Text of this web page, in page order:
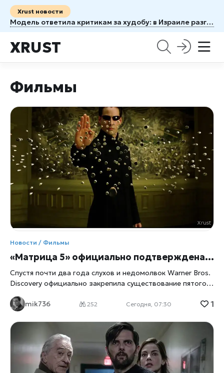
Xrust новости
Модель ответила критикам за худобу: в Израиле разгорелся скандал
XRUST
Фильмы
Новости / Фильмы
«Матрица 5» официально подтверждена: Warner Bros. затевает первую перезагрузку без единого Вачовски за камерой
Спустя почти два года слухов и недомолвок Warner Bros.
Discovery официально закрепила существование пятого
письме акционерам, поданном в Комиссию по ценным
по-прежнему не даёт, а с релизом, по собственным
прогнозам компании, придётся подождать как минимум
до 2027 года. Что именно подтвердили Формулировка в
квартальном отчёте — сухая и максимально сдержанная,
но сам факт её появления в официальном документе для
mik736 252 Сегодня, 07:30 1